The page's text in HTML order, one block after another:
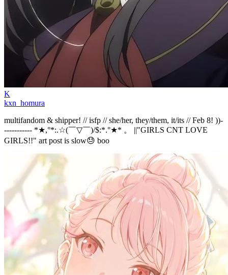
K
kxn_homura
multifandom & shipper! // isfp // she/her, they/them, it/its // Feb 8! ))-
----------- *★,°*:.☆(￣▽￣)/$:*.°★* 。 ||"GIRLS CNT LOVE
GIRLS!!" art post is slow😓 boo